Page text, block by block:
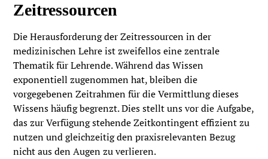
Zeitressourcen
Die Herausforderung der Zeitressourcen in der
medizinischen Lehre ist zweifellos eine zentrale
Thematik für Lehrende. Während das Wissen
exponentiell zugenommen hat, bleiben die
vorgegebenen Zeitrahmen für die Vermittlung dieses
Wissens häufig begrenzt. Dies stellt uns vor die Aufgabe,
das zur Verfügung stehende Zeitkontingent effizient zu
nutzen und gleichzeitig den praxisrelevanten Bezug
nicht aus den Augen zu verlieren.